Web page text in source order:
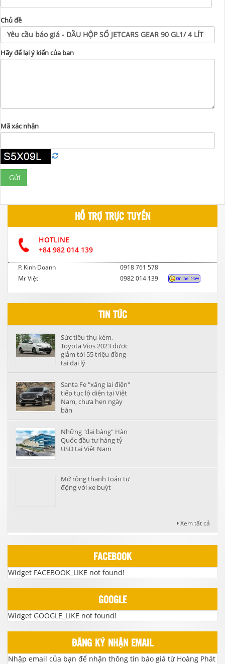
Chủ đề
Hãy để lại ý kiến của ban
Mã xác nhận
Gửi
HỖ TRỢ TRỰC TUYẾN
HOTLINE
+84 982 014 139
P. Kinh Doanh
0918 761 578
Mr Việt
0982 014 139
TIN TỨC
Sức tiêu thụ kém,
Toyota Vios 2023 được
giảm tới 55 triệu đồng
tại đại lý
Santa Fe "xăng lai điện"
tiếp tục lộ diện tại Việt
Nam, chưa hẹn ngày
bán
Những "đại bàng" Hàn
Quốc đầu tư hàng tỷ
USD tại Việt Nam
Mở rộng thanh toán tự
động với xe buýt
Xem tất cả
FACEBOOK
Widget FACEBOOK_LIKE not found!
GOOGLE
Widget GOOGLE_LIKE not found!
ĐĂNG KÝ NHẬN EMAIL
Nhập email của bạn để nhận thông tin báo giá từ Hoàng Phát